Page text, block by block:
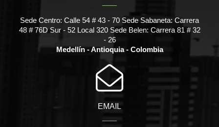
Sede Centro: Calle 54 # 43 - 70 Sede Sabaneta: Carrera
48 # 76D Sur - 52 Local 320 Sede Belen: Carrera 81 # 32
- 26
Medellín - Antioquia - Colombia
EMAIL